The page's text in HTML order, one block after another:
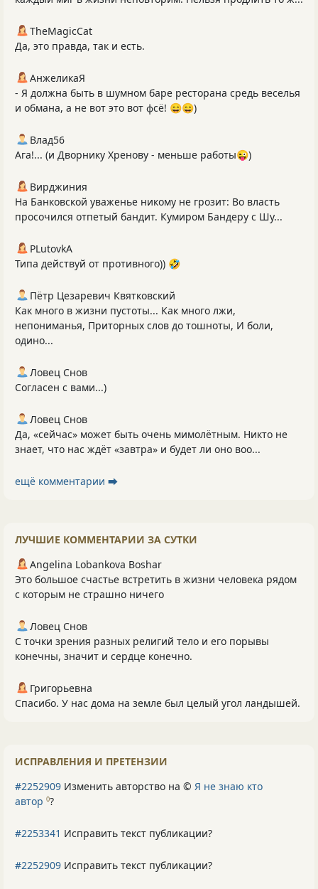
TheMagicCat
Да, это правда, так и есть.
АнжеликаЯ
- Я должна быть в шумном баре ресторана средь веселья
и обмана, а не вот это вот фсё! 😄😄)
Влад56
Ага!... (и Дворнику Хренову - меньше работы😜)
Вирджиния
На Банковской уваженье никому не грозит: Во власть
просочился отпетый бандит. Кумиром Бандеру с Шу...
PLutоvkА
Типа действуй от противного)) 🤣
Пётр Цезаревич Квятковский
Как много в жизни пустоты... Как много лжи,
непониманья, Приторных слов до тошноты, И боли,
одино...
Ловец Снов
Согласен с вами...)
Ловец Снов
Да, «сейчас» может быть очень мимолётным. Никто не
знает, что нас ждёт «завтра» и будет ли оно воо...
ещё комментарии ⮕
ЛУЧШИЕ КОММЕНТАРИИ ЗА СУТКИ
Angelina Lobankova Boshar
Это большое счастье встретить в жизни человека рядом
с которым не страшно ничего
Ловец Снов
С точки зрения разных религий тело и его порывы
конечны, значит и сердце конечно.
Григорьевна
Спасибо. У нас дома на земле был целый угол ландышей.
ИСПРАВЛЕНИЯ И ПРЕТЕНЗИИ
#2252909 Изменить авторство на © Я не знаю кто
автор 0?
#2253341 Исправить текст публикации?
#2252909 Исправить текст публикации?